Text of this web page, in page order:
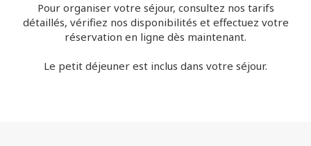
Pour organiser votre séjour, consultez nos tarifs
détaillés, vérifiez nos disponibilités et effectuez votre
réservation en ligne dès maintenant.
Le petit déjeuner est inclus dans votre séjour.